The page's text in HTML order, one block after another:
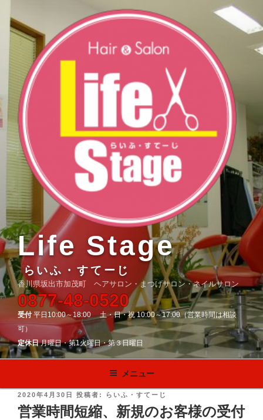
ッ
Life Stage
らいふ・すてーじ
香川県坂出市加茂町 ヘアサロン・まつげサロン・ネイルサロン
0877-48-0520
受付平日10:00～18:00 土・日・祝 10:00～17:00（営業時間は相談
可）
定休日月曜日・第1火曜日・第３日曜日
メニュー
投
稿
日:
2020年4月30日 投稿者: らいふ・すてーじ
営業時間短縮、新規のお客様の受付